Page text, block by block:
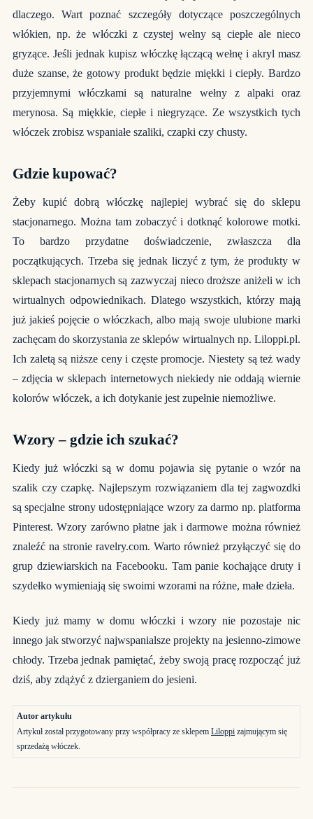
dlaczego. Wart poznać szczegóły dotyczące poszczególnych
włókien, np. że włóczki z czystej wełny są ciepłe ale nieco
gryzące. Jeśli jednak kupisz włóczkę łączącą wełnę i akryl masz
duże szanse, że gotowy produkt będzie miękki i ciepły. Bardzo
przyjemnymi włóczkami są naturalne wełny z alpaki oraz
merynosa. Są miękkie, ciepłe i niegryzące. Ze wszystkich tych
włóczek zrobisz wspaniałe szaliki, czapki czy chusty.
Gdzie kupować?
Żeby kupić dobrą włóczkę najlepiej wybrać się do sklepu
stacjonarnego. Można tam zobaczyć i dotknąć kolorowe motki.
To bardzo przydatne doświadczenie, zwłaszcza dla
początkujących. Trzeba się jednak liczyć z tym, że produkty w
sklepach stacjonarnych są zazwyczaj nieco droższe aniżeli w ich
wirtualnych odpowiednikach. Dlatego wszystkich, którzy mają
już jakieś pojęcie o włóczkach, albo mają swoje ulubione marki
zachęcam do skorzystania ze sklepów wirtualnych np. Liloppi.pl.
Ich zaletą są niższe ceny i częste promocje. Niestety są też wady
– zdjęcia w sklepach internetowych niekiedy nie oddają wiernie
kolorów włóczek, a ich dotykanie jest zupełnie niemożliwe.
Wzory – gdzie ich szukać?
Kiedy już włóczki są w domu pojawia się pytanie o wzór na
szalik czy czapkę. Najlepszym rozwiązaniem dla tej zagwozdki
są specjalne strony udostępniające wzory za darmo np. platforma
Pinterest. Wzory zarówno płatne jak i darmowe można również
znaleźć na stronie ravelry.com. Warto również przyłączyć się do
grup dziewiarskich na Facebooku. Tam panie kochające druty i
szydełko wymieniają się swoimi wzorami na różne, małe dzieła.
Kiedy już mamy w domu włóczki i wzory nie pozostaje nic
innego jak stworzyć najwspanialsze projekty na jesienno-zimowe
chłody. Trzeba jednak pamiętać, żeby swoją pracę rozpocząć już
dziś, aby zdążyć z dzierganiem do jesieni.
Autor artykułu
Artykuł został przygotowany przy współpracy ze sklepem Liloppi zajmującym się
sprzedażą włóczek.